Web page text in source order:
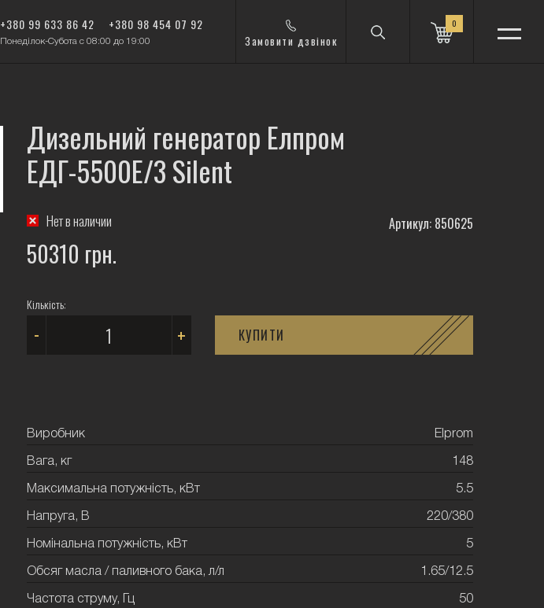
+380 99 633 86 42 +380 98 454 07 92
Понеділок-Субота с 08:00 до 19:00 Замовити дзвінок
0
Дизельний генератор Елпром
ЕДГ-5500Е/3 Silent
Нет в наличии Артикул: 850625
50310 грн.
Кількість:
- + КУПИТИ
Виробник Elprom
Вага, кг 148
Максимальна потужність, кВт 5.5
Напруга, В 220/380
Номінальна потужність, кВт 5
Обсяг масла / паливного бака, л/л 1.65/12.5
Частота струму, Гц 50